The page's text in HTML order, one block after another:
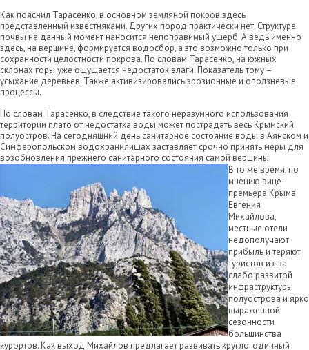
Как пояснил Тарасенко, в основном земляной покров здесь
представленный известняками. Других пород практически нет. Структуре
почвы на данный момент наносится непоправимый ущерб. А ведь именно
здесь, на вершине, формируется водосбор, а это возможно только при
сохранности целостности покрова. По словам Тарасенко, на южных
склонах горы уже ощущается недостаток влаги. Показатель тому –
усыхание деревьев. Также активизировались эрозионные и оползневые
процессы.
По словам Тарасенко, в следствие такого неразумного использования
территории плато от недостатка воды может пострадать весь Крымский
полуостров. На сегодняшний день санитарное состояние воды в Аянском и
Симферопольском водохранилищах заставляет срочно принять меры для
возобновления прежнего санитарного состояния самой вершины.
В то же время, по
мнению вице-
премьера Крыма
Евгения
Михайлова,
местные отели
недополучают
прибыль и теряют
туристов из-за
слабо развитой
инфраструктуры
полуострова и ярко
выраженной
сезонности
большинства
курортов. Как выход Михайлов предлагает развивать круглогодичный